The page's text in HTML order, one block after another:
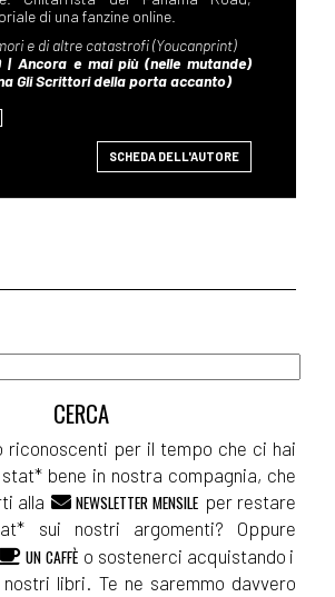
SCHEDA DELL'AUTORE
riconoscenti per il tempo che ci hai
bene in nostra compagnia, che
alla
NEWSLETTER MENSILE per restare
sui nostri argomenti? Oppure
UN CAFFÈ o sostenerci acquistando i
libri. Te ne saremmo davvero